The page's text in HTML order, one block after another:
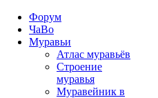
Форум
ЧаВо
Муравьи
Атлас муравьёв
Строение
муравья
Муравейник в